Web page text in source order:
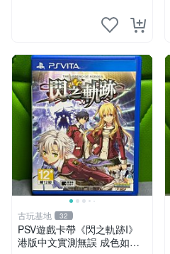
古玩基地 32
PSV遊戲卡帶《閃之軌跡I》
港版中文實測無誤 成色如圖